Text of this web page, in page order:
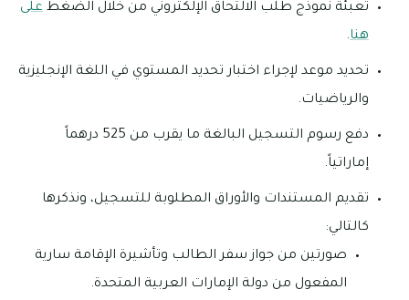
تعبئة نموذج طلب الالتحاق الإلكتروني من خلال الضغط على
هنا.
تحديد موعد لإجراء اختبار تحديد المستوي في اللغة الإنجليزية
والرياضيات.
دفع رسوم التسجيل البالغة ما يقرب من 525 درهماً
إماراتياً.
تقديم المستندات والأوراق المطلوبة للتسجيل، ونذكرها
كالتالي:
صورتين من جواز سفر الطالب وتأشيرة الإقامة سارية
المفعول من دولة الإمارات العربية المتحدة.